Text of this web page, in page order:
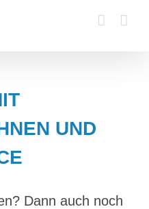
UND
Dann auch noch